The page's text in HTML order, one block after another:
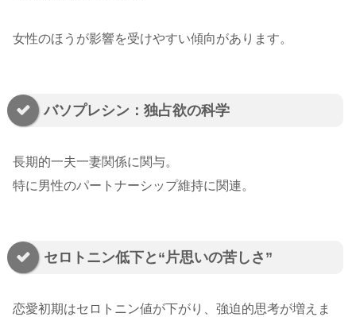
女性のほうが影響を受けやすい傾向があります。
バソプレシン：独占欲の科学
長期的一夫一妻関係に関与。
特に男性のパートナーシップ維持に関連。
セロトニン低下と“片思いの苦しさ”
恋愛初期はセロトニン値が下がり、強迫的思考が増えま